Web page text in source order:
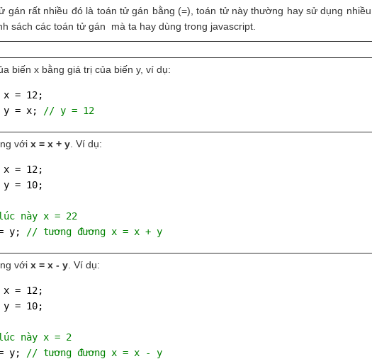
gán rất nhiều đó là toán tử gán bằng (=), toán tử này thường hay sử dụng
sách các toán tử gán mà ta hay dùng trong javascript.
biến x bằng giá trị của biến y, ví dụ:
x = 12;
y = x; // y = 12
với x = x + y . Ví dụ:
x = 12;
y = 10;
này x = 22
y;
// tương đương x = x + y
với x = x - y . Ví dụ:
x = 12;
y = 10;
này x = 2
y;
// tương đương x = x - y